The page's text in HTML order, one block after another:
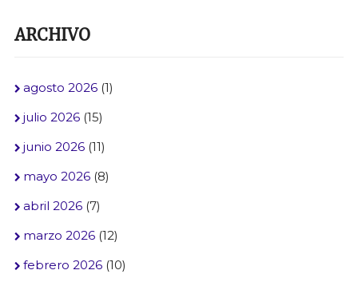
ARCHIVO
agosto 2026(1)
julio 2026(15)
junio 2026(11)
mayo 2026(8)
abril 2026(7)
marzo 2026(12)
febrero 2026(10)